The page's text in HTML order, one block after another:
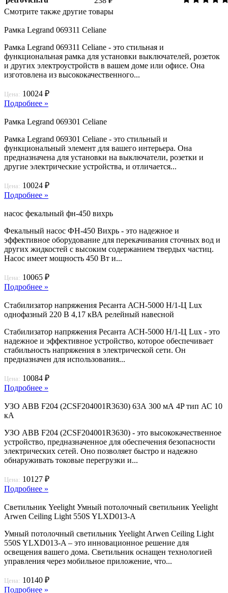
Смотрите также другие товары
Рамка Legrand 069311 Celiane
Рамка Legrand 069311 Celiane - это стильная и
функциональная рамка для установки выключателей, розеток
и других электроустройств в вашем доме или офисе. Она
изготовлена из высококачественного...
Цена: 10024 ₽
Подробнее »
Рамка Legrand 069301 Celiane
Рамка Legrand 069301 Celiane - это стильный и
функциональный элемент для вашего интерьера. Она
предназначена для установки на выключатели, розетки и
другие электрические устройства, и отличается...
Цена: 10024 ₽
Подробнее »
насос фекальный фн-450 вихрь
Фекальный насос ФН-450 Вихрь - это надежное и
эффективное оборудование для перекачивания сточных вод и
других жидкостей с высоким содержанием твердых частиц.
Насос имеет мощность 450 Вт и...
Цена: 10065 ₽
Подробнее »
Стабилизатор напряжения Ресанта АСН-5000 Н/1-Ц Lux
однофазный 220 В 4,17 кВА релейный навесной
Стабилизатор напряжения Ресанта АСН-5000 Н/1-Ц Lux - это
надежное и эффективное устройство, которое обеспечивает
стабильность напряжения в электрической сети. Он
предназначен для использования...
Цена: 10084 ₽
Подробнее »
УЗО ABB F204 (2CSF204001R3630) 63А 300 мА 4P тип АС 10
кА
УЗО ABB F204 (2CSF204001R3630) - это высококачественное
устройство, предназначенное для обеспечения безопасности
электрических сетей. Оно позволяет быстро и надежно
обнаруживать токовые перегрузки и...
Цена: 10127 ₽
Подробнее »
Светильник Yeelight Умный потолочный светильник Yeelight
Arwen Ceiling Light 550S YLXD013-A
Умный потолочный светильник Yeelight Arwen Ceiling Light
550S YLXD013-A – это инновационное решение для
освещения вашего дома. Светильник оснащен технологией
управления через мобильное приложение, что...
Цена: 10140 ₽
Подробнее »